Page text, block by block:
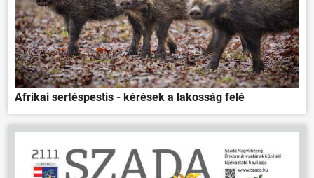
Afrikai sertéspestis - kérések a lakosság felé